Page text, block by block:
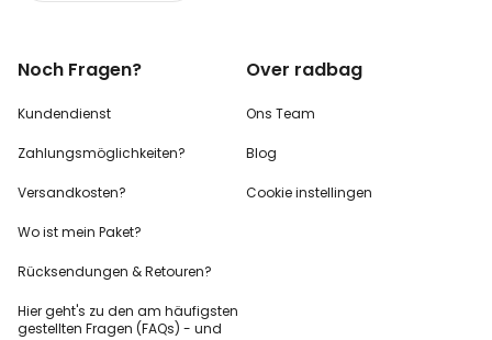
Noch Fragen?
Kundendienst
Zahlungsmöglichkeiten?
Versandkosten?
Wo ist mein Paket?
Rücksendungen & Retouren?
Hier geht's zu den am häufigsten
gestellten Fragen (FAQs) - und
Over radbag
Ons Team
Blog
Cookie instellingen